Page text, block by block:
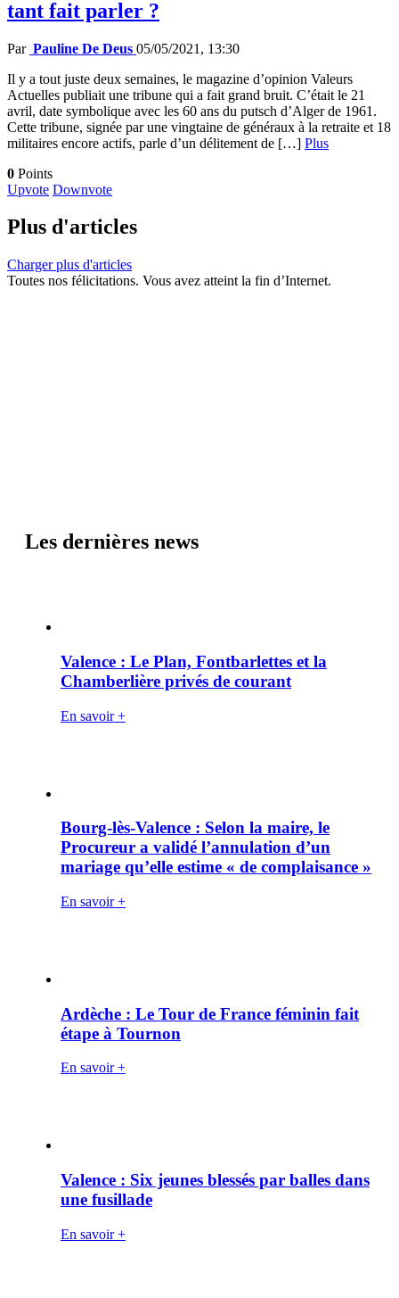
tant fait parler ?
Par Pauline De Deus 05/05/2021, 13:30
Il y a tout juste deux semaines, le magazine d’opinion Valeurs
Actuelles publiait une tribune qui a fait grand bruit. C’était le 21
avril, date symbolique avec les 60 ans du putsch d’Alger de 1961.
Cette tribune, signée par une vingtaine de généraux à la retraite et 18
militaires encore actifs, parle d’un délitement de […] Plus
0 Points
Upvote Downvote
Plus d'articles
Charger plus d'articles
Toutes nos félicitations. Vous avez atteint la fin d’Internet.
Les dernières news
Valence : Le Plan, Fontbarlettes et la
Chamberlière privés de courant
En savoir +
Bourg-lès-Valence : Selon la maire, le
Procureur a validé l’annulation d’un
mariage qu’elle estime « de complaisance »
En savoir +
Ardèche : Le Tour de France féminin fait
étape à Tournon
En savoir +
Valence : Six jeunes blessés par balles dans
une fusillade
En savoir +